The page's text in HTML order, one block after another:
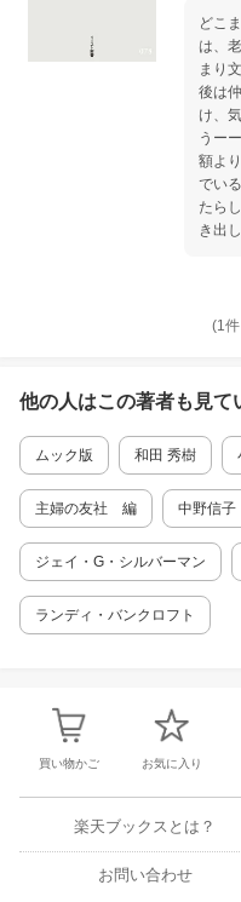
ー 第
職た
かー
ぐむ
成し
でー
おわ
悩ま
者の
トに
--口
きる
どこ
は、
まり
後は
け、
うー
額よ
でい
たら
き出
の時
自立
む家
護施
グレ
~住み
する
(1件
他の人はこの著者も見て
ムック版 和田 秀樹
主婦の友社 編 中野信子
ジェイ・G・シルバーマン
ランディ・バンクロフト
買い物かご お気に入り
楽天ブックスとは？
お問い合わせ